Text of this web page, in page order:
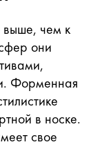
выше, чем к
они
Форменная
в носке.
свое